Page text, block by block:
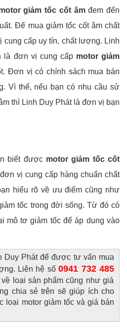
giảm tốc cốt âmđem đến
Để mua giảm tốc cốt âm chất
cung cấp uy tín, chất lượng. Linh
là đơn vị cung cấp motor giảm
Đơn vị có chính sách mua bán
Vì thế, nếu bạn có nhu cầu sử
thì Linh Duy Phátlà đơn vị bạn
biết được motor giảm tốc cốt
vị cung cấp hàng chuẩn chất
hiểu rõ về ưu điểm cũng như
tốc trong đời sống. Từ đó có
mô tơ giảm tốc để áp dụng vào
Duy Phát để được tư vấn mua
Liên hệ số0941 732 485
loại sản phẩm cũng như giá
chia sẻ trên sẽ giúp ích cho
loại motor giảm tốc và giá bán